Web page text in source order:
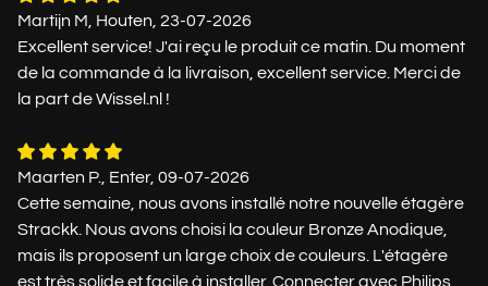
Martijn M, Houten, 23-07-2026
Excellent service! J'ai reçu le produit ce matin. Du moment
de la commande à la livraison, excellent service. Merci de
la part de Wissel.nl !
Maarten P., Enter, 09-07-2026
Cette semaine, nous avons installé notre nouvelle étagère
Strackk. Nous avons choisi la couleur Bronze Anodique,
mais ils proposent un large choix de couleurs. L'étagère
est très solide et facile à installer. Connecter avec Philips